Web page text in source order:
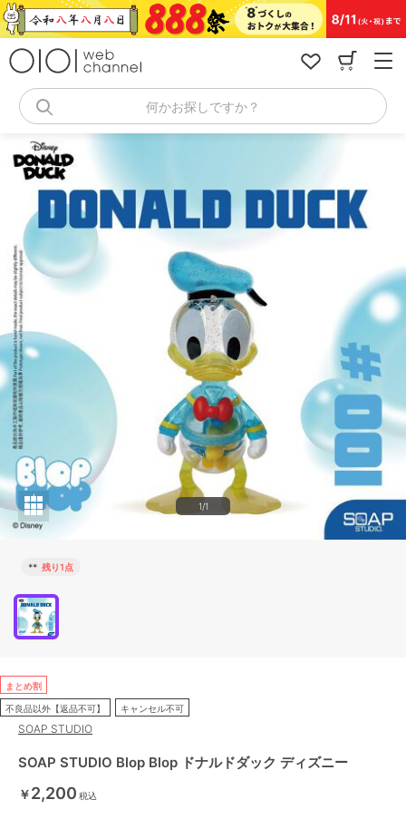
コ
ン
何かお探しですか？
1/1
** 残り1点
まとめ割
不良品以外【返品不可】 キャンセル不可
SOAP STUDIO
SOAP STUDIO Blop Blop ドナルドダック ディズニー
￥2,200 税込